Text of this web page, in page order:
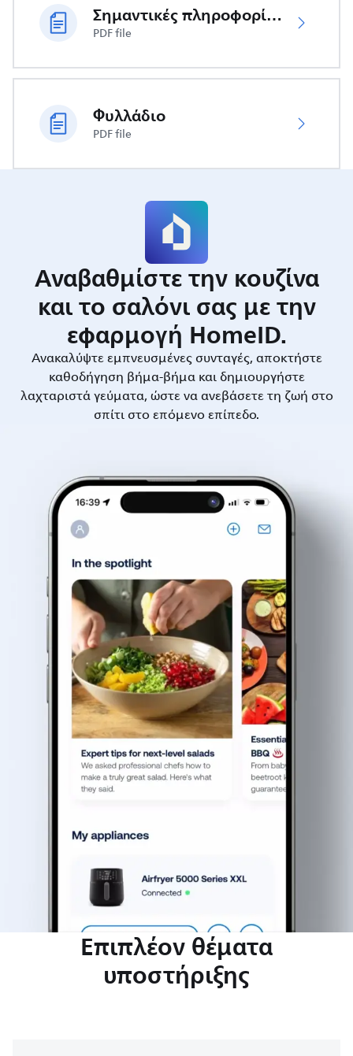
Σημαντικές πληροφορίες ασφαλείας
PDF file
Φυλλάδιο
PDF file
Αναβαθμίστε την κουζίνα
και το σαλόνι σας με την
εφαρμογή HomeID.
Ανακαλύψτε εμπνευσμένες συνταγές, αποκτήστε
καθοδήγηση βήμα-βήμα και δημιουργήστε
λαχταριστά γεύματα, ώστε να ανεβάσετε τη ζωή στο
σπίτι στο επόμενο επίπεδο.
Επιπλέον θέματα
υποστήριξης